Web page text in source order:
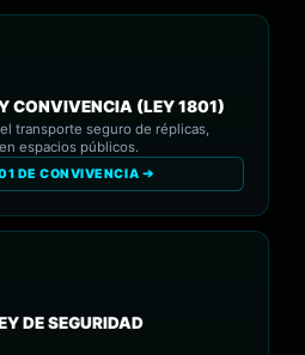
CONVIVENCIA (LEY 1801)
transporte seguro de réplicas,
espacios públicos.
DE CONVIVENCIA ➔
DE SEGURIDAD